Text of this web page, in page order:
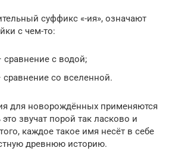
суффикс «-ия», означают
с чем-то:
с водой;
со вселенной.
для новорождённых применяются
звучат порой так ласково и
каждое такое имя несёт в себе
древнюю историю.